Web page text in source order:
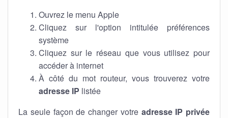
Ouvrez le menu Apple
Cliquez sur l'option intitulée préférences
système
Cliquez sur le réseau que vous utilisez pour
accéder à internet
À côté du mot routeur, vous trouverez votre
adresse IP listée
La seule façon de changer votre adresse IP privée